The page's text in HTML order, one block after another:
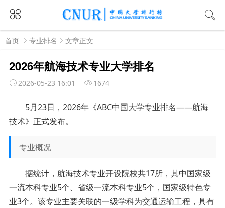
首页 专业排名 文章正文
2026年航海技术专业大学排名
2026-05-23 16:01 1674
5月23日，2026年《ABC中国大学专业排名——航海
技术》正式发布。
专业概况
据统计，航海技术专业开设院校共17所，其中国家级
一流本科专业5个、省级一流本科专业5个，国家级特色专
业3个。该专业主要关联的一级学科为交通运输工程，具有